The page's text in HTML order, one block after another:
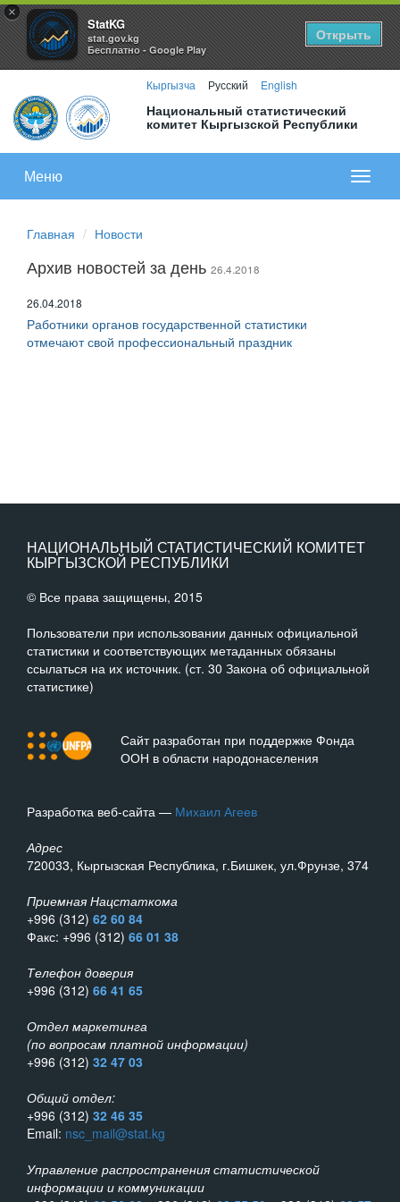
×
StatKG
stat.gov.kg
Бесплатно - Google Play
Открыть
Кыргызча Русский English
Национальный статистический
комитет Кыргызской Республики
меню
Меню
Главная Новости
Архив новостей за день 26.4.2018
26.04.2018
Работники органов государственной статистики
отмечают свой профессиональный праздник
НАЦИОНАЛЬНЫЙ СТАТИСТИЧЕСКИЙ КОМИТЕТ
КЫРГЫЗСКОЙ РЕСПУБЛИКИ
© Все права защищены, 2015
Пользователи при использовании данных официальной
статистики и соответствующих метаданных обязаны
ссылаться на их источник. (ст. 30 Закона об официальной
статистике)
Сайт разработан при поддержке Фонда
ООН в области народонаселения
Разработка веб-сайта — Михаил Агеев
Адрес
720033, Кыргызская Республика, г.Бишкек, ул.Фрунзе, 374
Приемная Нацстаткома
+996 (312) 62 60 84
Факс: +996 (312) 66 01 38
Телефон доверия
+996 (312) 66 41 65
Отдел маркетинга
(по вопросам платной информации)
+996 (312) 32 47 03
Общий отдел:
+996 (312) 32 46 35
Email: nsc_mail@stat.kg
Управление распространения статистической
информации и коммуникации